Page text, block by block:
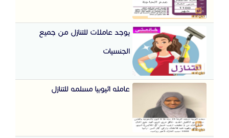
يوجد عاملات للتنازل من جميع
الجنسيات
عامله اثيوبيا مسلمه للتنازل